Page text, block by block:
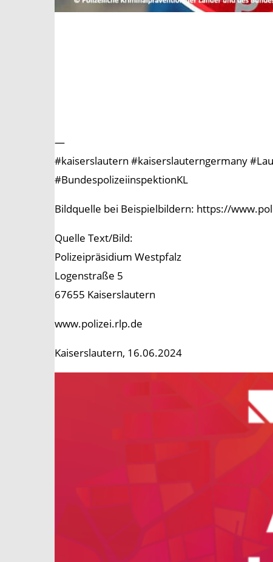
—
#kaiserslautern #kaiserslauterngermany
#BundespolizeiinspektionKL
Bildquelle bei Beispielbildern: https://
Quelle Text/Bild:
Polizeipräsidium Westpfalz
Logenstraße 5
67655 Kaiserslautern
www.polizei.rlp.de
Kaiserslautern, 16.06.2024